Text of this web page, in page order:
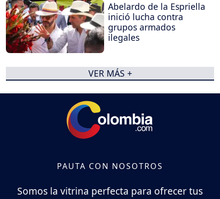
Abelardo de la Espriella
inició lucha contra
grupos armados
ilegales
VER MÁS +
PAUTA CON NOSOTROS
Somos la vitrina perfecta para ofrecer tus